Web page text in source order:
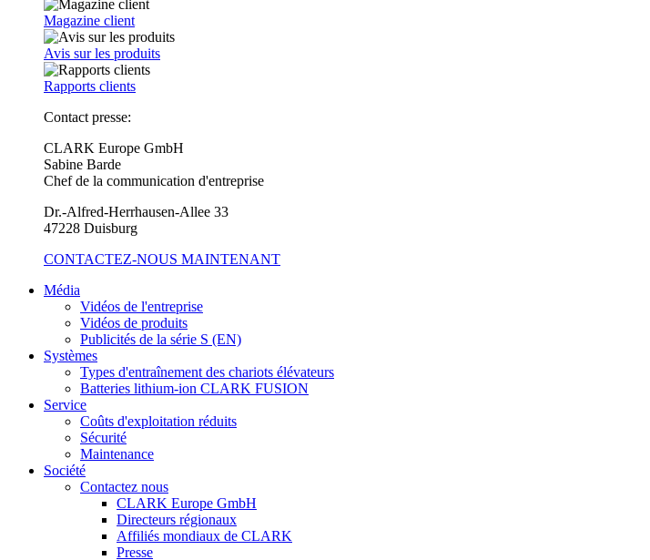
Magazine client
Avis sur les produits
Rapports clients
Contact presse:
CLARK Europe GmbH
Sabine Barde
Chef de la communication d'entreprise
Dr.-Alfred-Herrhausen-Allee 33
47228 Duisburg
CONTACTEZ-NOUS MAINTENANT
Média
Vidéos de l'entreprise
Vidéos de produits
Publicités de la série S (EN)
Systèmes
Types d'entraînement des chariots élévateurs
Batteries lithium-ion CLARK FUSION
Service
Coûts d'exploitation réduits
Sécurité
Maintenance
Société
Contactez nous
CLARK Europe GmbH
Directeurs régionaux
Affiliés mondiaux de CLARK
Presse